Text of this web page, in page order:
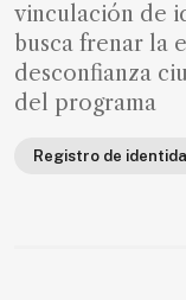
PARA
SUSCRIPTORES
Edición
vinculación de
busca frenar la
desconfianza
del programa
Registro de